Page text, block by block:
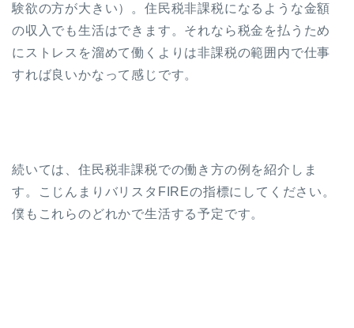
験欲の方が大きい）。住民税非課税になるような金額
の収入でも生活はできます。それなら税金を払うため
にストレスを溜めて働くよりは非課税の範囲内で仕事
すれば良いかなって感じです。
続いては、住民税非課税での働き方の例を紹介しま
す。こじんまりバリスタFIREの指標にしてください。
僕もこれらのどれかで生活する予定です。